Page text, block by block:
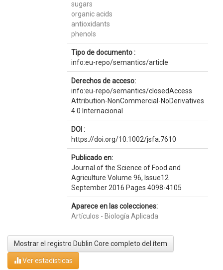
sugars
organic acids
antioxidants
phenols
Tipo de documento :
info:eu-repo/semantics/article
Derechos de acceso:
info:eu-repo/semantics/closedAccess
Attribution-NonCommercial-NoDerivatives
4.0 Internacional
DOI :
https://doi.org/10.1002/jsfa.7610
Publicado en:
Journal of the Science of Food and
Agriculture Volume 96, Issue12
September 2016 Pages 4098-4105
Aparece en las colecciones:
Artículos - Biología Aplicada
Mostrar el registro Dublin Core completo del ítem
Ver estadísticas